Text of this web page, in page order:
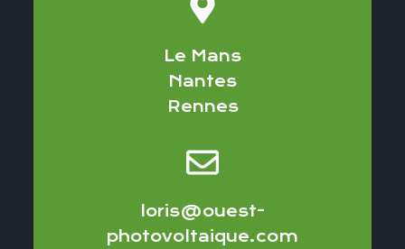
Le Mans
Nantes
Rennes
loris@ouest-
photovoltaique.com